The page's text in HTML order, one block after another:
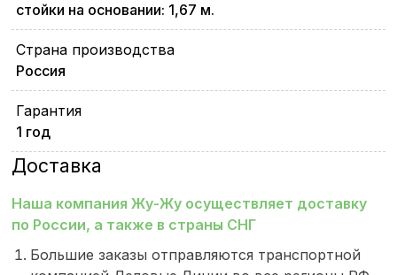
стойки на основании: 1,67 м.
Страна производства
Россия
Гарантия
1 год
Доставка
Наша компания Жу-Жу осуществляет доставку
по России, а также в страны СНГ
Большие заказы отправляются транспортной